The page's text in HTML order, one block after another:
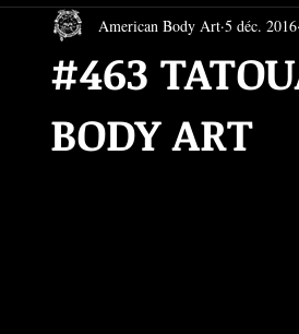
#463
BODY ART
American Body Art 5 déc. 2016